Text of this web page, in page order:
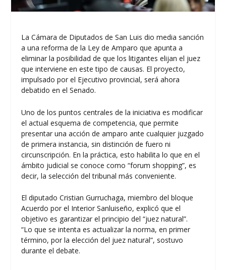
La Cámara de Diputados de San Luis dio media sanción
a una reforma de la Ley de Amparo que apunta a
eliminar la posibilidad de que los litigantes elijan el juez
que interviene en este tipo de causas. El proyecto,
impulsado por el Ejecutivo provincial, será ahora
debatido en el Senado.
Uno de los puntos centrales de la iniciativa es modificar
el actual esquema de competencia, que permite
presentar una acción de amparo ante cualquier juzgado
de primera instancia, sin distinción de fuero ni
circunscripción. En la práctica, esto habilita lo que en el
ámbito judicial se conoce como “forum shopping”, es
decir, la selección del tribunal más conveniente.
El diputado Cristian Gurruchaga, miembro del bloque
Acuerdo por el Interior Sanluiseño, explicó que el
objetivo es garantizar el principio del “juez natural”.
“Lo que se intenta es actualizar la norma, en primer
término, por la elección del juez natural”, sostuvo
durante el debate.